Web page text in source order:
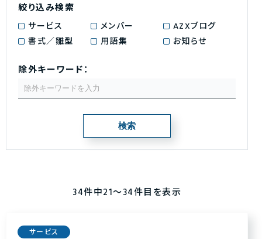
絞り込み検索
サービス メンバー
AZXブログ
書式／雛型
用語集 お知らせ
除外キーワード：
34件中21〜34件目を表示
サービス